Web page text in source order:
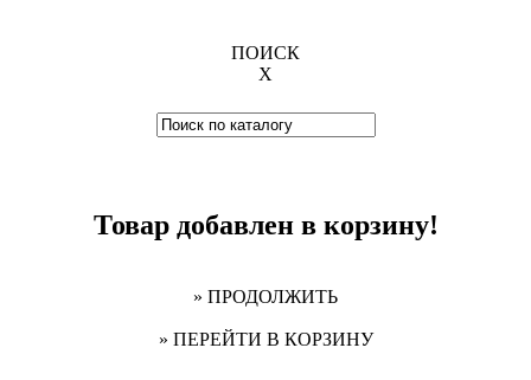
ПОИСК
X
Товар добавлен в корзину!
» ПРОДОЛЖИТЬ
» ПЕРЕЙТИ В КОРЗИНУ